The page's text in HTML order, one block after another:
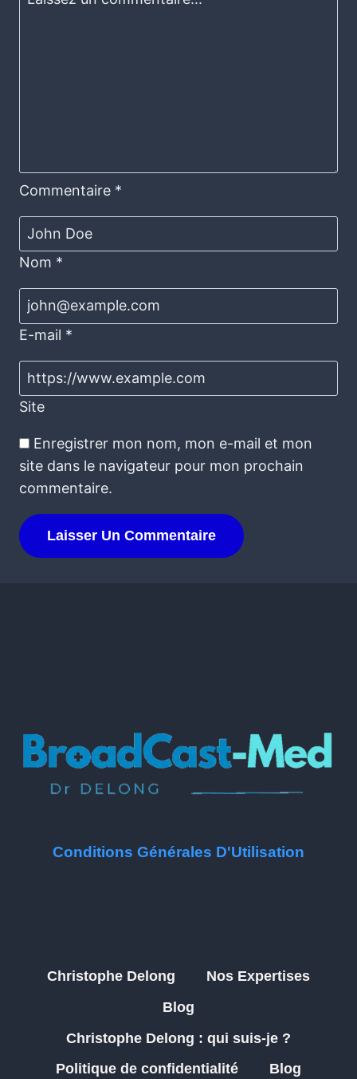
Commentaire *
Nom *
E-mail *
Site
Enregistrer mon nom, mon e-mail et mon
site dans le navigateur pour mon prochain
commentaire.
Conditions Générales D'Utilisation
Christophe Delong
Nos Expertises
Blog
Christophe Delong : qui suis-je ?
Politique de confidentialité
Blog